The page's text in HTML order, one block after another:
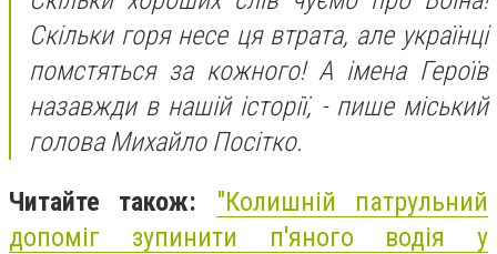
Скільки горя несе ця втрата, але українці
помстяться за кожного! А імена Героїв
назавжди в нашій історії, - пише міський
голова Михайло Посітко.
Читайте також: "Колишній патрульний
допоміг зупинити п'яного водія у